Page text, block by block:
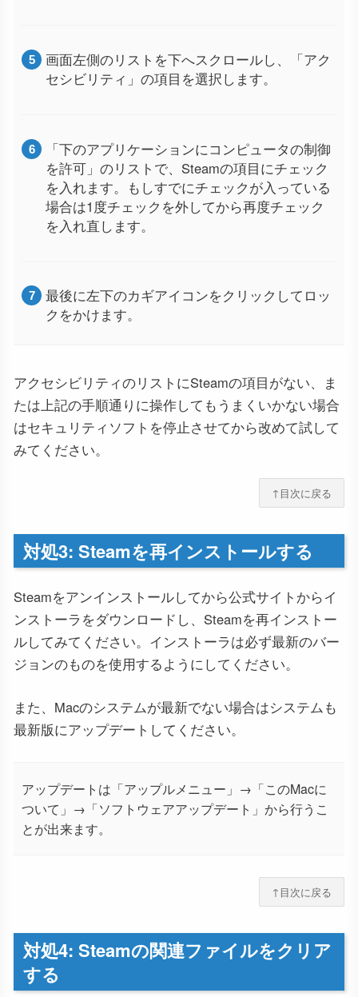
画面左側のリストを下へスクロールし、「アク
セシビリティ」の項目を選択します。
「下のアプリケーションにコンピュータの制御
を許可」のリストで、Steamの項目にチェック
を入れます。もしすでにチェックが入っている
場合は1度チェックを外してから再度チェック
を入れ直します。
最後に左下のカギアイコンをクリックしてロッ
クをかけます。
アクセシビリティのリストにSteamの項目がない、ま
たは上記の手順通りに操作してもうまくいかない場合
はセキュリティソフトを停止させてから改めて試して
みてください。
↑目次に戻る
対処3: Steamを再インストールする
Steamをアンインストールしてから公式サイトからイ
ンストーラをダウンロードし、Steamを再インストー
ルしてみてください。インストーラは必ず最新のバー
ジョンのものを使用するようにしてください。
また、Macのシステムが最新でない場合はシステムも
最新版にアップデートしてください。
アップデートは「アップルメニュー」→「このMacに
ついて」→「ソフトウェアアップデート」から行うこ
とが出来ます。
↑目次に戻る
対処4: Steamの関連ファイルをクリア
する